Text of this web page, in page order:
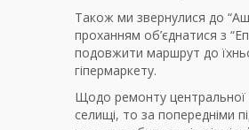
Також ми звернулися до
проханням об’єднатися з
подовжити маршрут до
гіпермаркету.
Щодо ремонту центральної
селищі, то за попередніми